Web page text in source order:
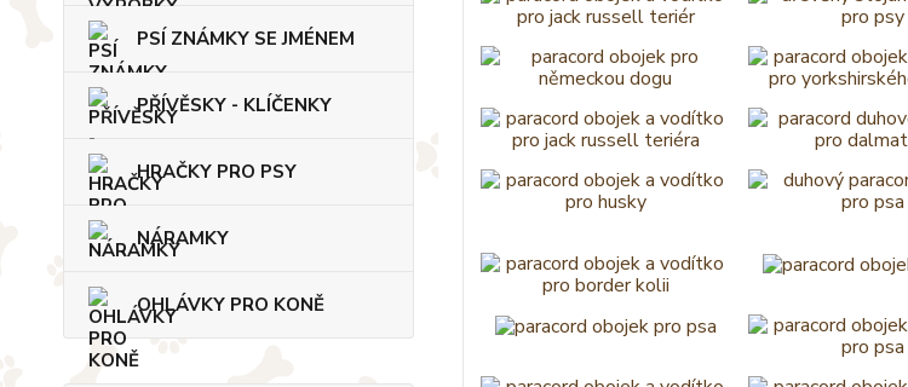
PSÍ ZNÁMKY SE JMÉNEM
PŘÍVĚSKY - KLÍČENKY
HRAČKY PRO PSY
NÁRAMKY
OHLÁVKY PRO KONĚ